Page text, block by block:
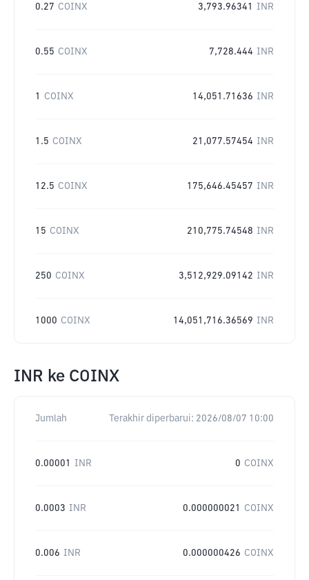
0.27 COINX 3,793.96341 INR
0.55 COINX 7,728.444 INR
1 COINX 14,051.71636 INR
1.5 COINX 21,077.57454 INR
12.5 COINX 175,646.45457 INR
15 COINX 210,775.74548 INR
250 COINX 3,512,929.09142 INR
1000 COINX 14,051,716.36569 INR
INR ke COINX
Jumlah Terakhir diperbarui: 2026/08/07 10:00
0.00001 INR 0 COINX
0.0003 INR 0.000000021 COINX
0.006 INR 0.000000426 COINX